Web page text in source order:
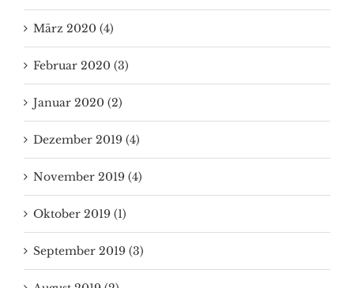
März 2020 (4)
Februar 2020 (3)
Januar 2020 (2)
Dezember 2019 (4)
November 2019 (4)
Oktober 2019 (1)
September 2019 (3)